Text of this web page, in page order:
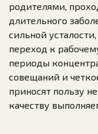
родителями,
длительного
сильной
переход к
периоды
совещаний и
приносят пользу
качеству